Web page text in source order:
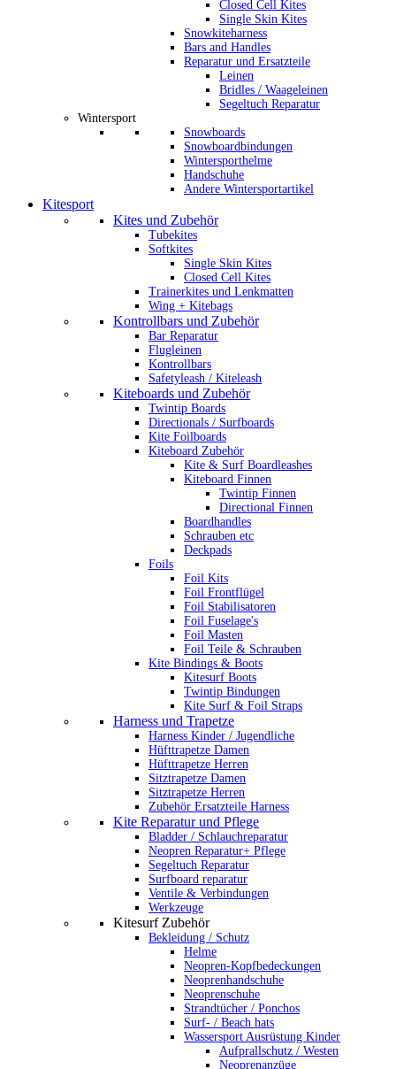
Closed Cell Kites
Single Skin Kites
Snowkiteharness
Bars and Handles
Reparatur und Ersatzteile
Leinen
Bridles / Waageleinen
Segeltuch Reparatur
Wintersport
Snowboards
Snowboardbindungen
Wintersporthelme
Handschuhe
Andere Wintersportartikel
Kitesport
Kites und Zubehör
Tubekites
Softkites
Single Skin Kites
Closed Cell Kites
Trainerkites und Lenkmatten
Wing + Kitebags
Kontrollbars und Zubehör
Bar Reparatur
Flugleinen
Kontrollbars
Safetyleash / Kiteleash
Kiteboards und Zubehör
Twintip Boards
Directionals / Surfboards
Kite Foilboards
Kiteboard Zubehör
Kite & Surf Boardleashes
Kiteboard Finnen
Twintip Finnen
Directional Finnen
Boardhandles
Schrauben etc
Deckpads
Foils
Foil Kits
Foil Frontflügel
Foil Stabilisatoren
Foil Fuselage's
Foil Masten
Foil Teile & Schrauben
Kite Bindings & Boots
Kitesurf Boots
Twintip Bindungen
Kite Surf & Foil Straps
Harness und Trapetze
Harness Kinder / Jugendliche
Hüfttrapetze Damen
Hüfttrapetze Herren
Sitztrapetze Damen
Sitztrapetze Herren
Zubehör Ersatzteile Harness
Kite Reparatur und Pflege
Bladder / Schlauchreparatur
Neopren Reparatur+ Pflege
Segeltuch Reparatur
Surfboard reparatur
Ventile & Verbindungen
Werkzeuge
Kitesurf Zubehör
Bekleidung / Schutz
Helme
Neopren-Kopfbedeckungen
Neoprenhandschuhe
Neoprenschuhe
Strandtücher / Ponchos
Surf- / Beach hats
Wassersport Ausrüstung Kinder
Aufprallschutz / Westen
Neoprenanzüge